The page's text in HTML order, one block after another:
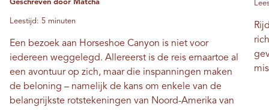
Geschreven door Matcha
Leestijd: 5 minuten
Een bezoek aan Horseshoe Canyon is niet voor
iedereen weggelegd. Allereerst is de reis ernaartoe al
een avontuur op zich, maar die inspanningen maken
de beloning – namelijk de kans om enkele van de
belangrijkste rotstekeningen van Noord-Amerika van